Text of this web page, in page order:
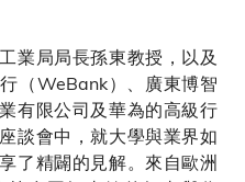
業局局長孫東教授，以及
（WeBank）、廣東博智
有限公司及華為的高級行
談會中，就大學與業界如
了精闢的見解。來自歐洲